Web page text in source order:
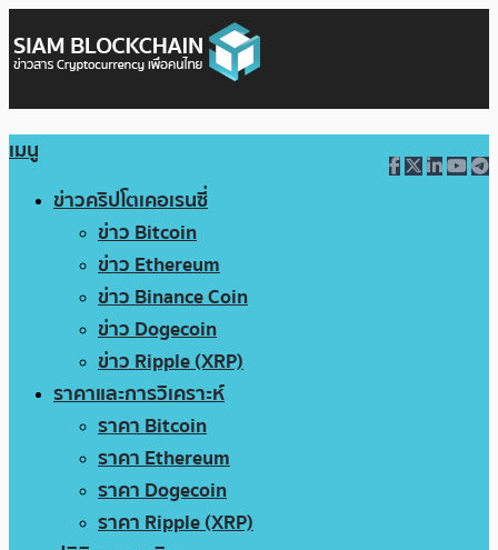
เมนู
ข่าวคริปโตเคอเรนซี่
ข่าว Bitcoin
ข่าว Ethereum
ข่าว Binance Coin
ข่าว Dogecoin
ข่าว Ripple (XRP)
ราคาและการวิเคราะห์
ราคา Bitcoin
ราคา Ethereum
ราคา Dogecoin
ราคา Ripple (XRP)